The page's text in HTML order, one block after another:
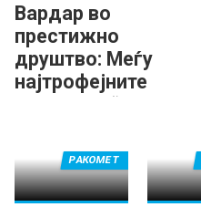
Вардар во
престижно
друштво: Меѓу
најтрофејните
„домашни“ во
РАКОМЕТ